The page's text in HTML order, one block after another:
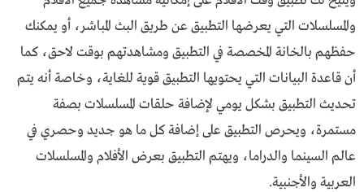
والمسلسلات التي يعرضها التطبيق عن طريق البث المباشر، أو يمكنك
حفظهم بالخانة المخصصة في التطبيق ومشاهدتهم بوقت لاحق، كما
أن قاعدة البيانات التي يحتويها التطبيق قوية للغاية، وخاصة أنه يتم
تحديث التطبيق بشكل يومي لإضافة حلقات المسلسلات بصفة
مستمرة، ويحرص التطبيق على إضافة كل ما هو جديد وحصري في
عالم السينما والدراما، ويهتم التطبيق بعرض الأفلام والمسلسلات
العربية والأجنبية.